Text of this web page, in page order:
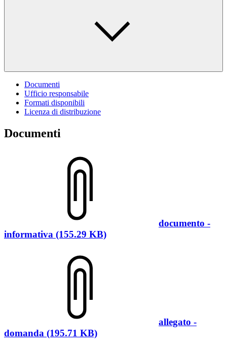
Documenti
Ufficio responsabile
Formati disponibili
Licenza di distribuzione
Documenti
documento -
informativa (155.29 KB)
allegato -
domanda (195.71 KB)